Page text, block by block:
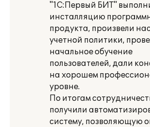
"1С:Первый БИТ"
инсталляцию
продукта, произвели
учетной политики,
начальное обучение
пользователей, дали
на хорошем
уровне.
По итогам
получили
систему, позволяющую